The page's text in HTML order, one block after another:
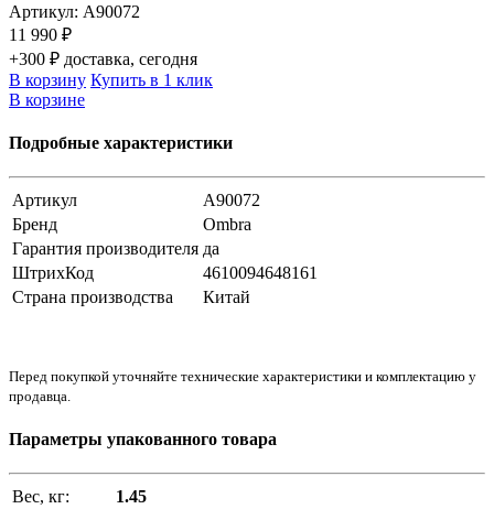
Артикул: A90072
11 990 ₽
+300 ₽ доставка, сегодня
В корзину Купить в 1 клик
В корзине
Подробные характеристики
Артикул
A90072
Бренд
Ombra
Гарантия производителя да
ШтрихКод
4610094648161
Страна производства
Китай
Перед покупкой уточняйте технические характеристики и комплектацию у
продавца.
Параметры упакованного товара
Вес, кг:
1.45